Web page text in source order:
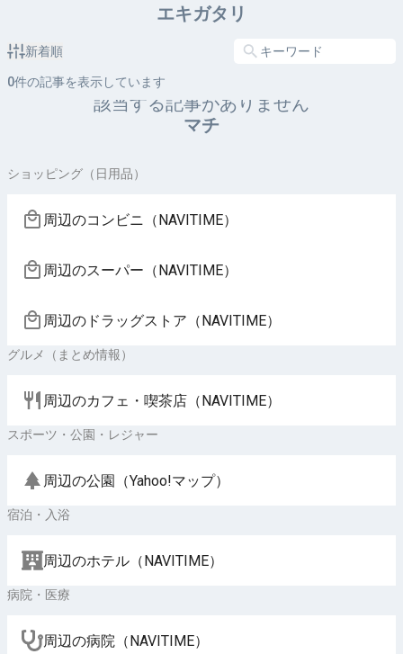
エキガタリ
新着順
0件の記事を表示しています
該当する記事がありません
マチ
ショッピング（日用品）
周辺のコンビニ（NAVITIME）
周辺のスーパー（NAVITIME）
周辺のドラッグストア（NAVITIME）
グルメ（まとめ情報）
周辺のカフェ・喫茶店（NAVITIME）
スポーツ・公園・レジャー
周辺の公園（Yahoo!マップ）
宿泊・入浴
周辺のホテル（NAVITIME）
病院・医療
周辺の病院（NAVITIME）